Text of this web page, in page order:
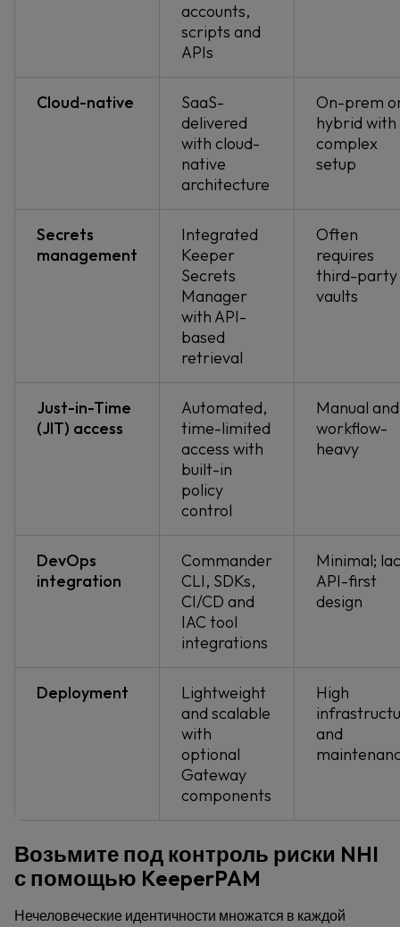
accounts,
scripts and
APIs
Cloud-native
SaaS-
delivered
with cloud-
native
architecture
On-prem
hybrid with
complex
setup
Secrets
management
Integrated
Keeper
Secrets
Manager
with API-
based
retrieval
Often
requires
third-party
vaults
Just-in-Time
(JIT) access
Automated,
time-limited
access with
built-in
policy
control
Manual and
workflow-
heavy
DevOps
integration
Commander
CLI, SDKs,
CI/CD and
IAC tool
integrations
Minimal;
API-first
design
Deployment
Lightweight
and scalable
with
optional
Gateway
components
High
and
Возьмите под контроль риски NHI
с помощью KeeperPAM
Нечеловеческие идентичности множатся в каждой